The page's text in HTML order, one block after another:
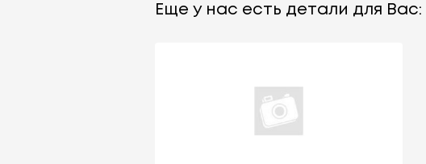
Еще у нас есть детали для Вас: